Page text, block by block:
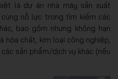
là dự án nhà máy sản xuất
nỗ lực trong tìm kiếm các
bao gồm nhưng không hạn
hóa chất, kim loại công nghiệp,
sản phẩm/dịch vụ khác (nếu